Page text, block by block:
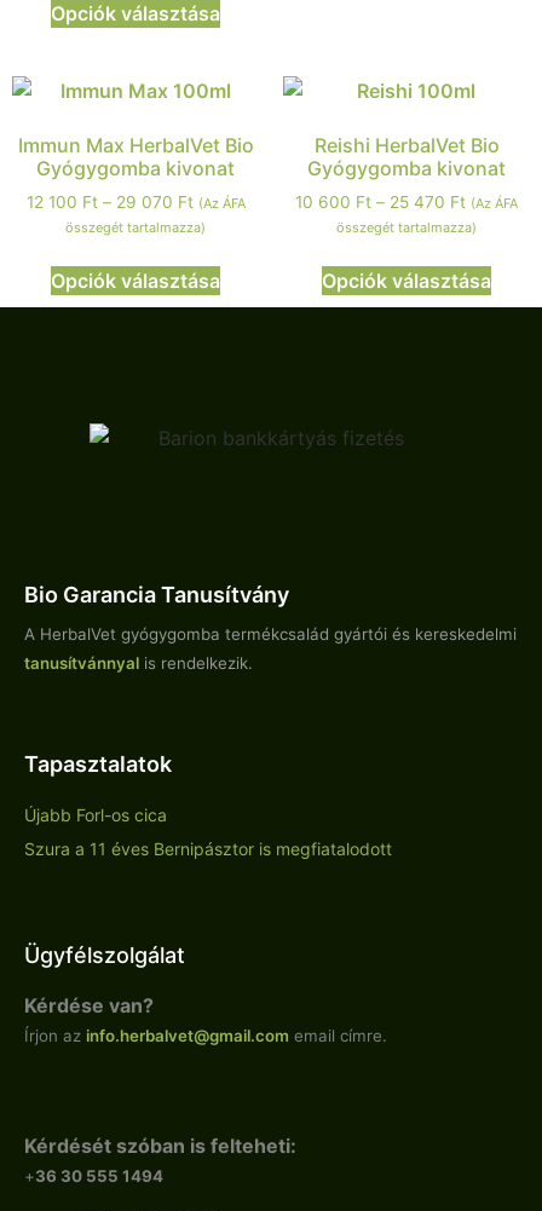
Opciók választása
Immun Max HerbalVet Bio
Gyógygomba kivonat
12 100 Ft – 29 070 Ft (Az ÁFA
összegét tartalmazza)
Opciók választása
Reishi HerbalVet Bio
Gyógygomba kivonat
10 600 Ft – 25 470 Ft (Az ÁFA
összegét tartalmazza)
Opciók választása
Bio Garancia Tanusítvány
A HerbalVet gyógygomba termékcsalád gyártói és kereskedelmi
tanusítvánnyal is rendelkezik.
Tapasztalatok
Újabb Forl-os cica
Szura a 11 éves Bernipásztor is megfiatalodott
Ügyfélszolgálat
Kérdése van?
Írjon az info.herbalvet@gmail.com email címre.
Kérdését szóban is felteheti:
+36 30 555 1494